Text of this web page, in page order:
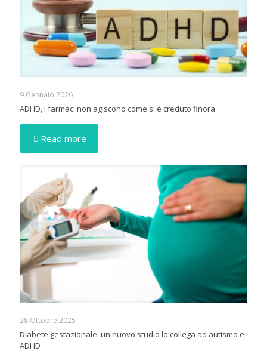
9 Gennaio 2026
ADHD, i farmaci non agiscono come si è creduto finora
Read more
28 Ottobre 2025
Diabete gestazionale: un nuovo studio lo collega ad autismo e
ADHD